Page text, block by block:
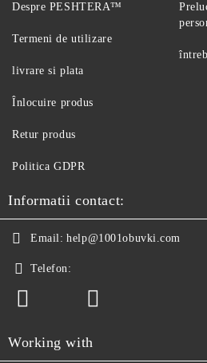
Despre PESHTERA™
Termeni de utilizare
livrare si plata
Înlocuire produs
Retur produs
Politica GDPR
Informatii contact:
Email: help@1001obuvki.com
Telefon:
Working with